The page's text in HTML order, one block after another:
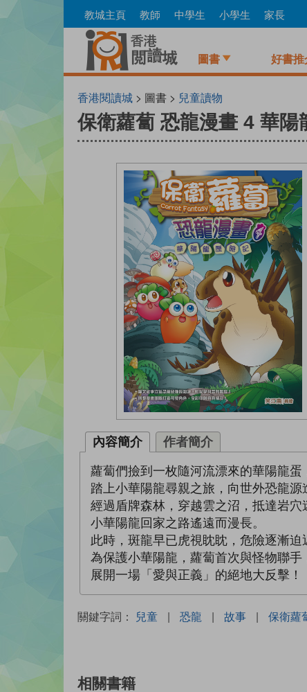
to
教城主頁 教師 中學生 小學生 家長
圖書 好書推
香港閱讀城> 圖書 > 兒童讀物
保衛蘿蔔 恐龍漫畫 4 華陽
內容簡介 作者簡介
蘿蔔們撿到一枚隨河流漂來的華陽龍蛋
踏上小華陽龍尋親之旅，向世外恐龍源
經過盾牌森林，穿越雲之沼，抵達岩穴
小華陽龍回家之路遙遠而漫長。
此時，斑龍早已虎視眈眈，危險逐漸
為保護小華陽龍，蘿蔔首次與怪物聯手
展開一場「愛與正義」的絕地大反擊！
關鍵字詞： 兒童 | 恐龍 | 故事 | 保衛蘿
相關書籍